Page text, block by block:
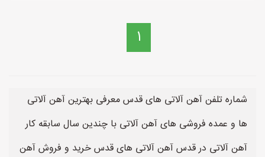
1
شماره تلفن آهن آلاتی های قدس معرفی بهترین آهن آلاتی
ها و عمده فروشی های آهن آلاتی با چندین سال سابقه کار
آهن آلاتی در قدس آهن آلاتی های قدس خرید و فروش آهن